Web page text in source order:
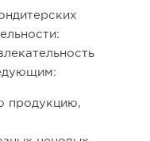
продукцию,